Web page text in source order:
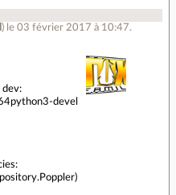
) le 03 février 2017 à 10:47.
dev:
devel